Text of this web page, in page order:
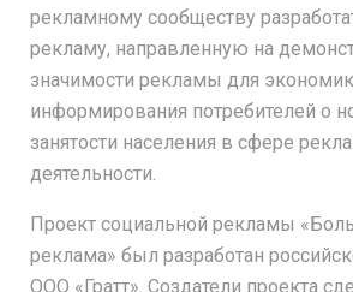
рекламному сообществу
рекламу, направленную на
значимости рекламы для
информирования потребителей о
занятости населения в сфере
деятельности.
Проект социальной рекламы
реклама» был разработан
ООО «Гратт». Создатели проекта